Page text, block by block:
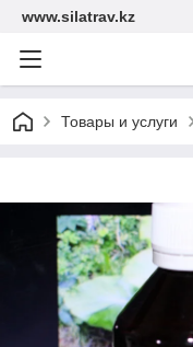
www.silatrav.kz
Товары и услуги